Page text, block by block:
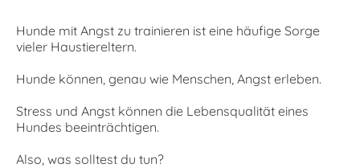
Hunde mit Angst zu trainieren ist eine häufige Sorge
vieler Haustiereltern.
Hunde können, genau wie Menschen, Angst erleben.
Stress und Angst können die Lebensqualität eines
Hundes beeinträchtigen.
Also, was solltest du tun?